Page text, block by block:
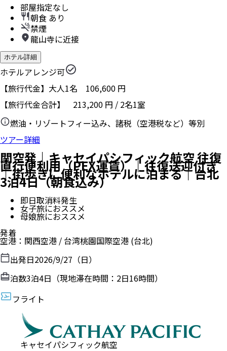
部屋指定なし
朝食 あり
禁煙
龍山寺に近接
ホテル詳細
ホテルアレンジ可
【旅行代金】大人1名 106,600 円
【旅行代金合計】 213,200 円 / 2名1室
燃油・リゾートフィー込み、諸税（空港税など）等別
ツアー詳細
関空発｜キャセイパシフィック航空 往復
直行便利用（PEX運賃）｜往復送迎付き
｜街歩きに便利なホテルに泊まる｜台北
3泊4日（朝食込み）
即日取消料発生
女子旅におススメ
母娘旅におススメ
発着
空港 ： 関西空港 /台湾桃園国際空港 (台北)
出発日2026/9/27（日）
泊数3泊4日（現地滞在時間： 2日16時間）
フライト
キャセイパシフィック航空